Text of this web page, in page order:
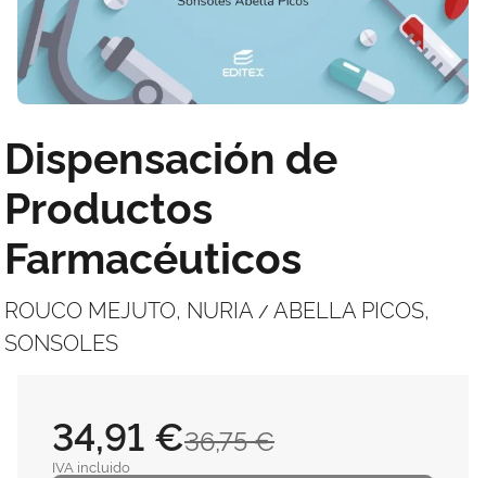
Dispensación de
Productos
Farmacéuticos
ROUCO MEJUTO, NURIA / ABELLA PICOS,
SONSOLES
36,75 €
34,91 €
IVA incluido